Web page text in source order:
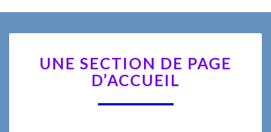
SECTION
DE
PAGE
D’ACCUEIL
UNE SECTION DE PAGE
D’ACCUEIL